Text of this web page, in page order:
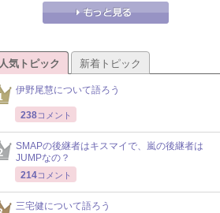
人気トピック 新着トピック
伊野尾慧について語ろう
238コメント
SMAPの後継者はキスマイで、嵐の後継者は
JUMPなの？
214コメント
三宅健について語ろう